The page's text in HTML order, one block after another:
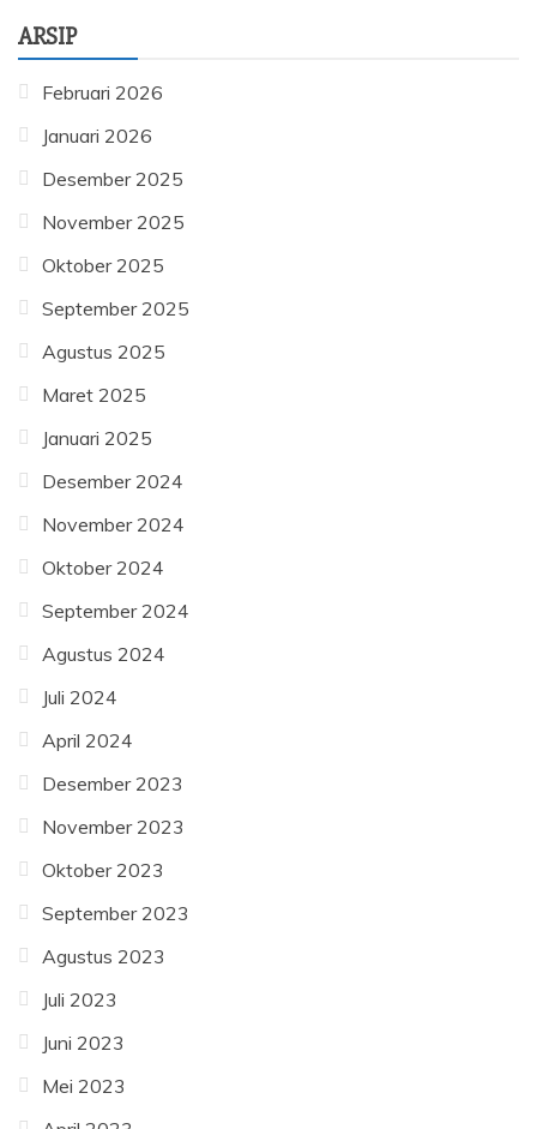
ARSIP
Februari 2026
Januari 2026
Desember 2025
November 2025
Oktober 2025
September 2025
Agustus 2025
Maret 2025
Januari 2025
Desember 2024
November 2024
Oktober 2024
September 2024
Agustus 2024
Juli 2024
April 2024
Desember 2023
November 2023
Oktober 2023
September 2023
Agustus 2023
Juli 2023
Juni 2023
Mei 2023